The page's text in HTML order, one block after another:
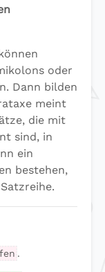
oder
Dann bilden
meint
die mit
sind, in
ein
bestehen,
.